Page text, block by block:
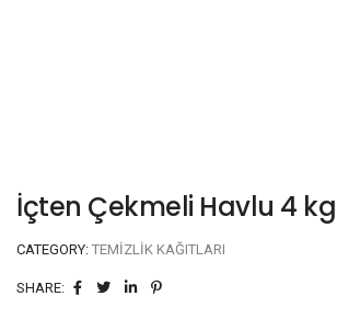
İçten Çekmeli Havlu 4 kg
CATEGORY: TEMIZLIK KAĞITLARI
SHARE: